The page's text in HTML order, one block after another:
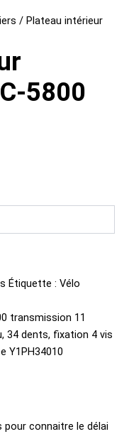
/ Plateau intérieur
5800
Étiquette : Vélo
transmission 11
34 dents, fixation 4 vis
Y1PH34010
connaitre le délai